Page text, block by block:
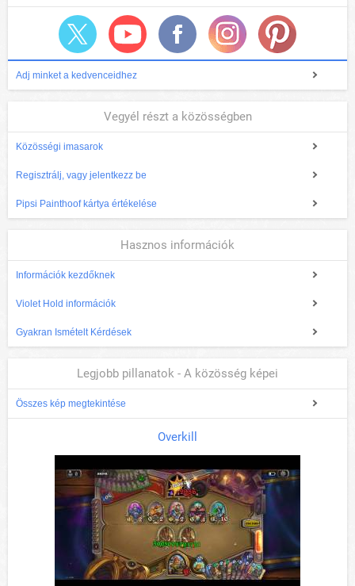
Adj minket a kedvenceidhez
Vegyél részt a közösségben
Közösségi imasarok
Regisztrálj, vagy jelentkezz be
Pipsi Painthoof kártya értékelése
Hasznos információk
Információk kezdőknek
Violet Hold információk
Gyakran Ismételt Kérdések
Legjobb pillanatok - A közösség képei
Összes kép megtekintése
Overkill